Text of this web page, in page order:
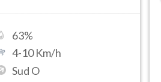
63%
4-10Km/h
Sud O